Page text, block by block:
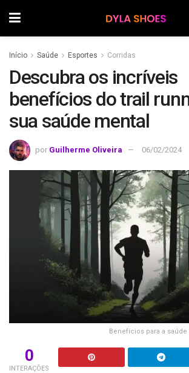
Início Saúde Esportes Corridas
Descubra os incríveis
benefícios do trail
sua saúde mental
por Guilherme Oliveira 06/02/2024
Benefícios para a
0
INTERAÇÕES